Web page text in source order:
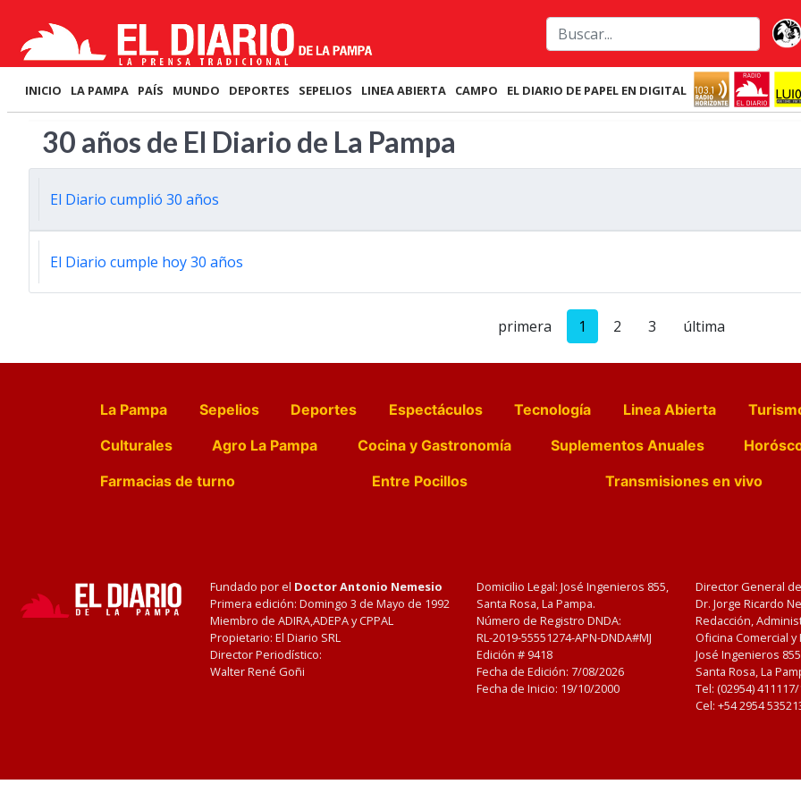
INICIO LA PAMPA PAÍS MUNDO DEPORTES SEPELIOS LINEA ABIERTA CAMPO EL DIARIO DE PAPEL EN DIGITAL
30 años de El Diario de La Pampa
El Diario cumplió 30 años
El Diario cumple hoy 30 años
primera 1 2 3 última
La Pampa Sepelios Deportes Espectáculos Tecnología Linea Abierta
Culturales
Agro La Pampa Cocina y Gastronomía Suplementos Anuales
Farmacias de turno
Entre Pocillos Transmisiones en vivo
Fundado por el Doctor Antonio Nemesio
Primera edición: Domingo 3 de Mayo de 1992
Miembro de ADIRA,ADEPA y CPPAL
Propietario: El Diario SRL
Director Periodístico:
Walter René Goñi
Domicilio Legal: José Ingenieros 855,
Santa Rosa, La Pampa.
Número de Registro DNDA:
RL-2019-55551274-APN-DNDA#MJ
Edición # 9418
Fecha de Edición: 7/08/2026
Fecha de Inicio: 19/10/2000
Director General
Dr. Jorge Ricardo
Redacción,
Oficina Comercial
José Ingenieros
Santa Rosa, La
Tel: (02954)
Cel: +54 2954